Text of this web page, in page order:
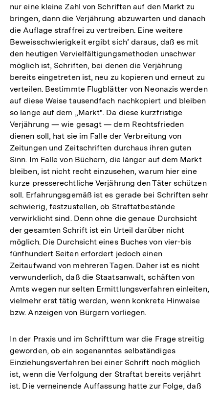
nur eine kleine Zahl von Schriften auf den Markt zu
bringen, dann die Verjährung abzuwarten und danach
die Auflage straffrei zu vertreiben. Eine weitere
Beweisschwierigkeit ergibt sich’ daraus, daß es mit
den heutigen Vervielfältigungsmethoden unschwer
möglich ist, Schriften, bei denen die Verjährung
bereits eingetreten ist, neu zu kopieren und erneut zu
verteilen. Bestimmte Flugblätter von Neonazis werden
auf diese Weise tausendfach nachkopiert und bleiben
so lange auf dem „Markt". Da diese kurzfristige
Verjährung — wie gesagt — dem Rechtsfrieden
dienen soll, hat sie im Falle der Verbreitung von
Zeitungen und Zeitschriften durchaus ihren guten
Sinn. Im Falle von Büchern, die länger auf dem Markt
bleiben, ist nicht recht einzusehen, warum hier eine
kurze presserechtliche Verjährung den Täter schützen
soll. Erfahrungsgemäß ist es gerade bei Schriften sehr
schwierig, festzustellen, ob Straftatbestände
verwirklicht sind. Denn ohne die genaue Durchsicht
der gesamten Schrift ist ein Urteil darüber nicht
möglich. Die Durchsicht eines Buches von vier-bis
fünfhundert Seiten erfordert jedoch einen
Zeitaufwand von mehreren Tagen. Daher ist es nicht
verwunderlich, daß die Staatsanwalt, schäften von
Amts wegen nur selten Ermittlungsverfahren einleiten,
vielmehr erst tätig werden, wenn konkrete Hinweise
bzw. Anzeigen von Bürgern vorliegen.
In der Praxis und im Schrifttum war die Frage streitig
geworden, ob ein sogenanntes selbständiges
Einziehungsverfahren bei einer Schrift noch möglich
ist, wenn die Verfolgung der Straftat bereits verjährt
ist. Die verneinende Auffassung hatte zur Folge, daßZum